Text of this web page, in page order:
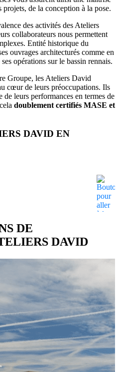
de la conception à la pose.
des activités des Ateliers
collaborateurs nous permettent
Entité historique du
ouvrages architecturés comme en
opérations sur le bassin rennais.
Groupe, les Ateliers David
cœur de leurs préoccupations. Ils
leurs performances en termes de
doublement certifiés MASE et
DAVID EN
DE
DAVID